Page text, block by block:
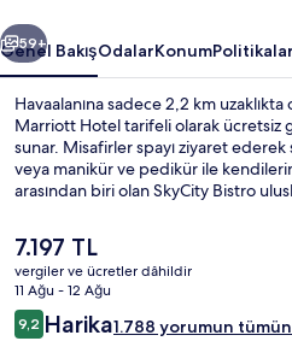
Sonraki
59+
Genel BakışOdalarKonumPolitikalar
Havaalanına sadece 2,2 km
Marriott Hotel tarifeli olarak ücretsiz
sunar. Misafirler spayı ziyaret ederek
veya manikür ve pedikür ile
arasından biri olan SkyCity Bistro
bar/dinlenme salonu, kapalı havuz ve
lüks otel dâhilindeki diğer öne çıkan
yardıma hazır personel ve kahvaltı
bulunuyor.
Şu
anki
fiyat
7.197 TL
7.197 TL
vergiler ve ücretler dâhildir
11 Ağu - 12 Ağu
Yorumlar
9,29,2/10
Harika1.788 yorumun